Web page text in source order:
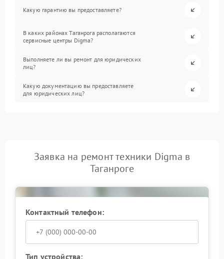
Какую гарантию вы предоставляете?
В каких районах Таганрога располагаются
сервисные центры Digma?
Выполняете ли вы ремонт для юридических
лиц?
Какую документацию вы предоставляете
для юридических лиц?
Заявка на ремонт техники Digma в
Таганроге
Контактный телефон:
Тип устройства: